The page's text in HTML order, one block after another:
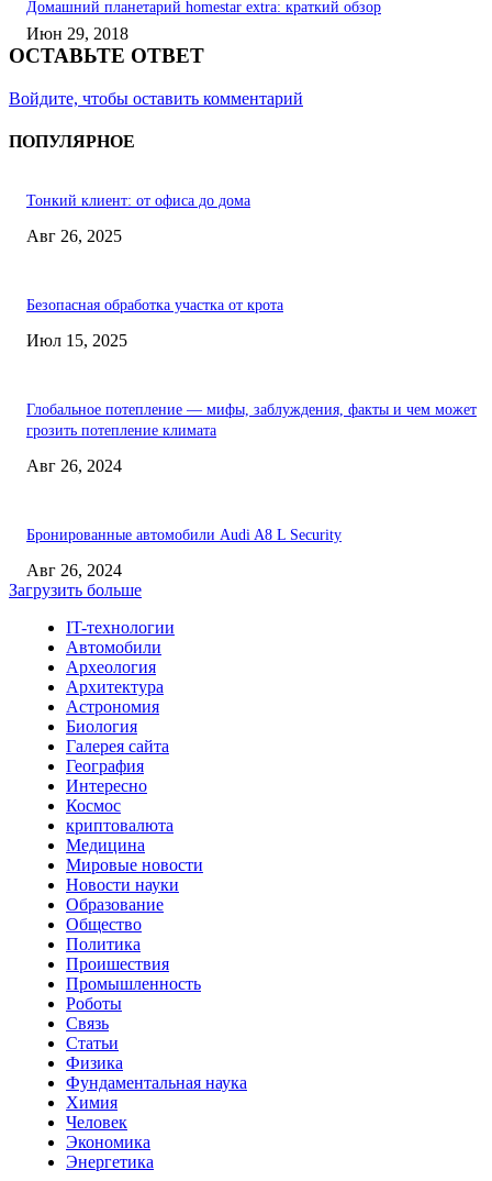
Домашний планетарий homestar extra: краткий обзор
Июн 29, 2018
ОСТАВЬТЕ ОТВЕТ
Войдите, чтобы оставить комментарий
ПОПУЛЯРНОЕ
Тонкий клиент: от офиса до дома
Авг 26, 2025
Безопасная обработка участка от крота
Июл 15, 2025
Глобальное потепление — мифы, заблуждения, факты и чем может
грозить потепление климата
Авг 26, 2024
Бронированные автомобили Audi A8 L Security
Авг 26, 2024
Загрузить больше
IT-технологии
Автомобили
Археология
Архитектура
Астрономия
Биология
Галерея сайта
География
Интересно
Космос
криптовалюта
Медицина
Мировые новости
Новости науки
Образование
Общество
Политика
Проишествия
Промышленность
Роботы
Связь
Статьи
Физика
Фундаментальная наука
Химия
Человек
Экономика
Энергетика